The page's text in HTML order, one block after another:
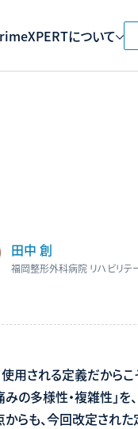
XPERTについて
田中 創
用される定義だからこ
の多様性・複雑性」を
からも、今回改定され